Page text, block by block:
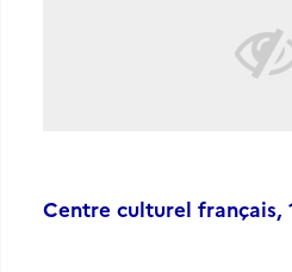
Centre culturel français,